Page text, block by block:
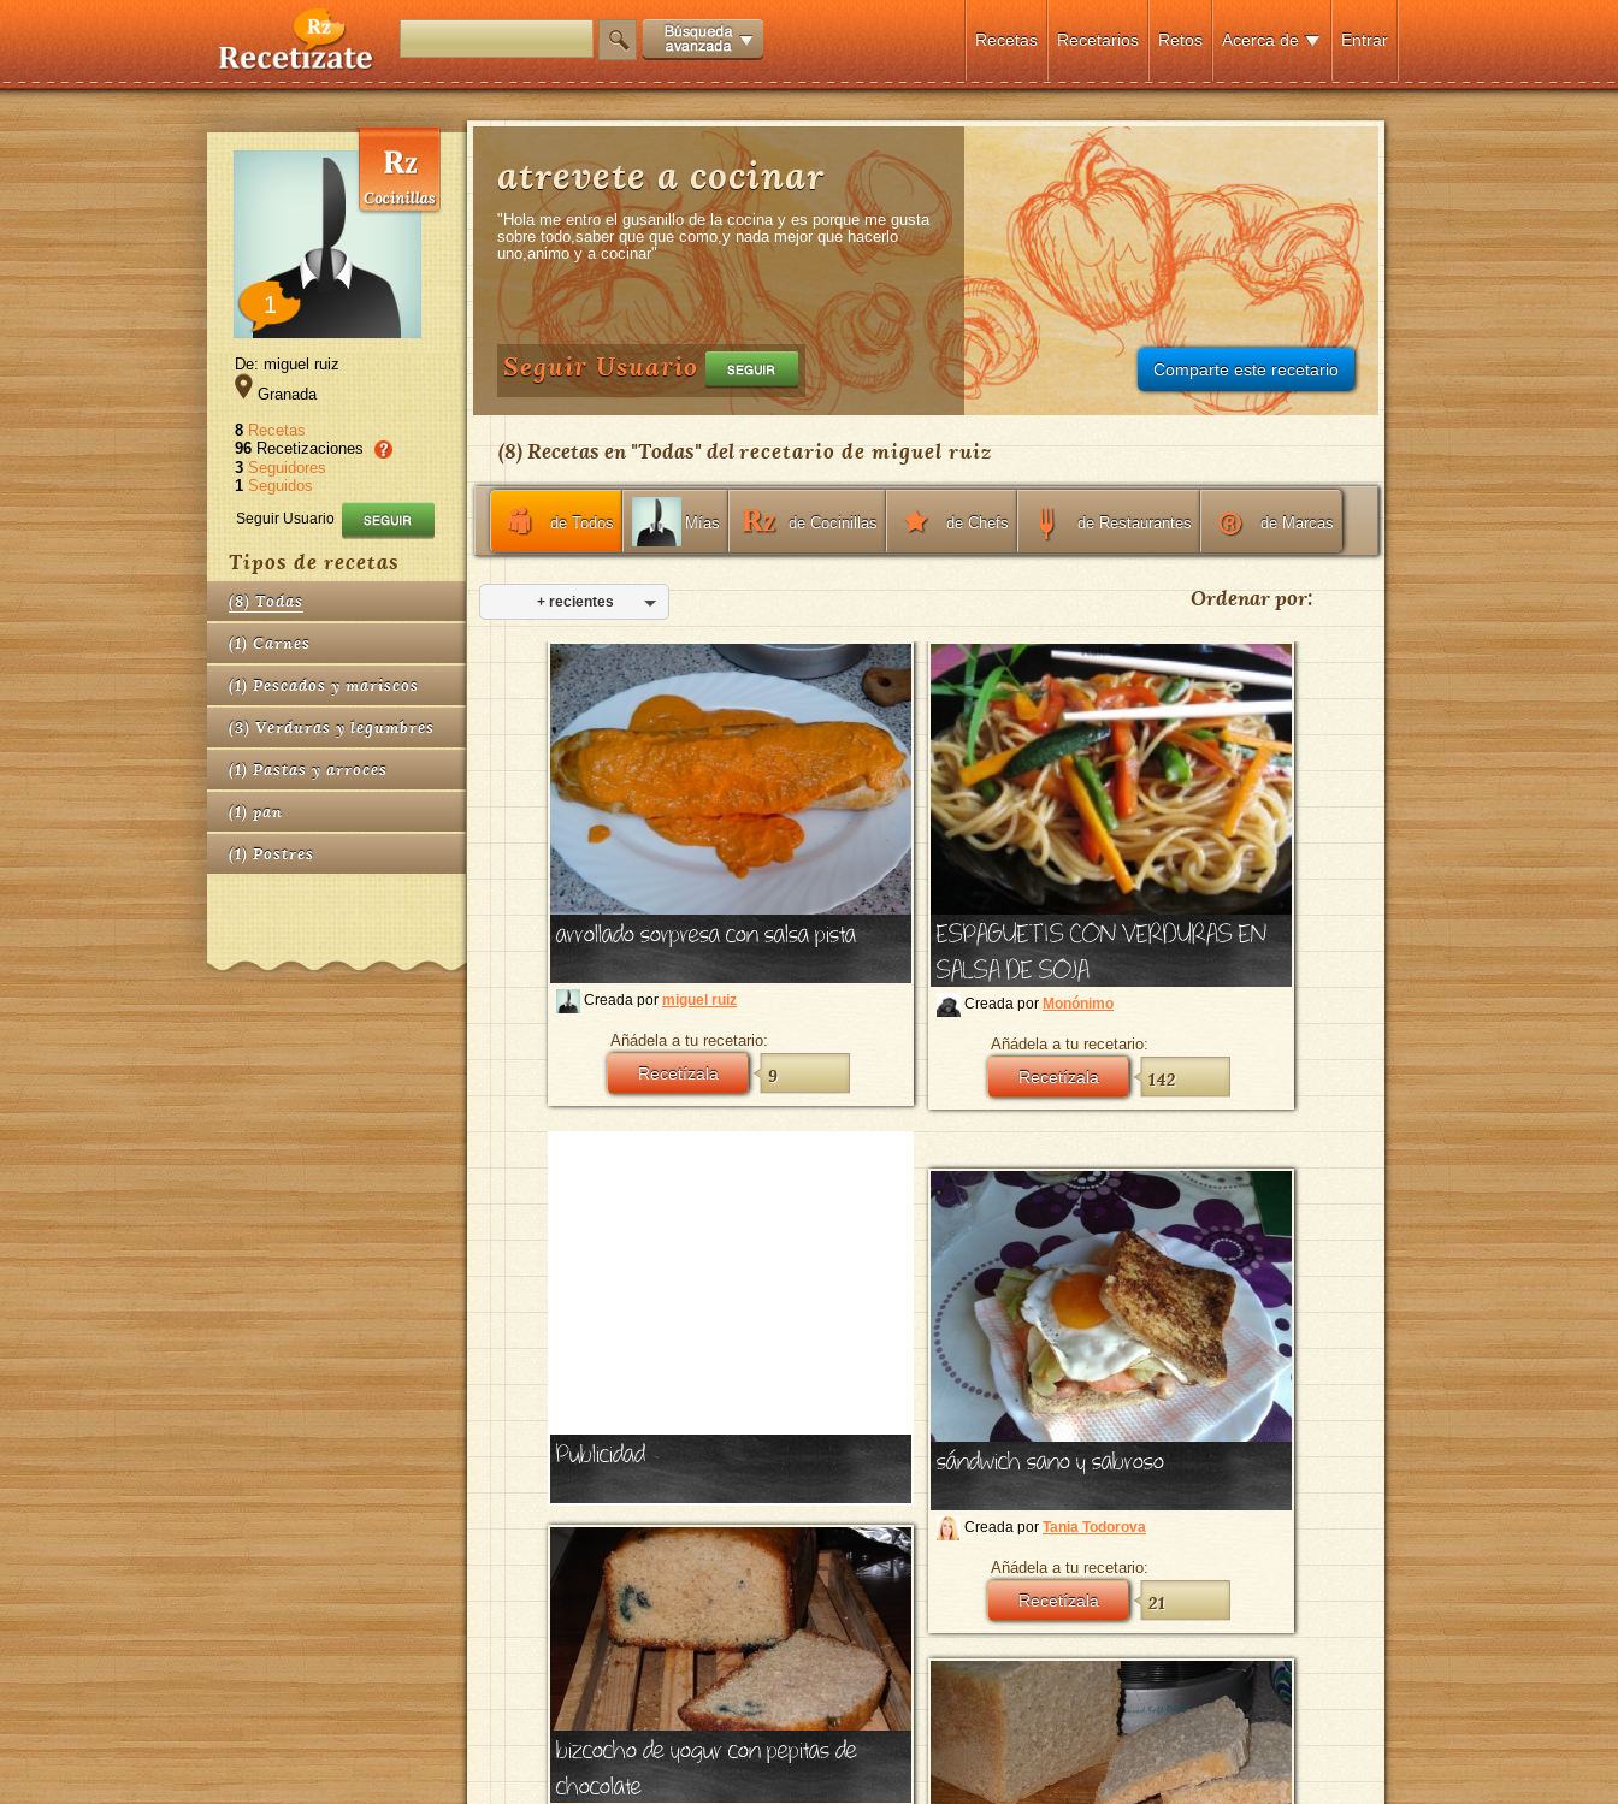
Entrar
Acerca de
Retos
Recetarios
Recetas
1
De: miguel ruiz
Granada
8 Recetas
96Recetizaciones
3 Seguidores
1 Seguidos
Seguir Usuario
Tipos de recetas
(8) Todas
(1) Carnes
(1) Pescados y mariscos
(3) Verduras y legumbres
(1) Pastas y arroces
(1) pan
(1) Postres
Comparte este recetario
atrevete a cocinar
"Hola me entro el gusanillo de la cocina y es porque me gusta
sobre todo,saber que que como,y nada mejor que hacerlo
uno,animo y a cocinar"
Seguir Usuario
(8) Recetas en "Todas" delrecetario de miguel ruiz
de Todos Mías de Cocinillas de Chefs de Restaurantes de Marcas
Ordenar por:
+ recientes
arrollado sorpresa con salsa pista
Creada por miguel ruiz
Añádela a tu recetario:
Recetízala 9
ESPAGUETIS CON VERDURAS EN
SALSA DE SOJA
Creada por Monónimo
Añádela a tu recetario:
Recetízala 142
Publicidad sándwich sano y sabroso
Creada por Tania Todorova
Añádela a tu recetario:
Recetízala 21
bizcocho de yogur con pepitas de
chocolate